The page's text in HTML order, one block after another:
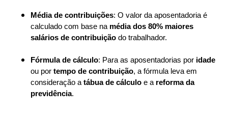
Média de contribuições: O valor da aposentadoria é
calculado com base na média dos 80% maiores
salários de contribuição do trabalhador.
Fórmula de cálculo: Para as aposentadorias por idade
ou por tempo de contribuição, a fórmula leva em
consideração a tábua de cálculo e a reforma da
previdência.